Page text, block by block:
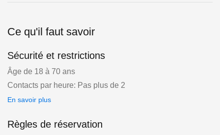
Ce qu'il faut savoir
Sécurité et restrictions
Âge de 18 à 70 ans
Contacts par heure: Pas plus de 2
En savoir plus
Règles de réservation